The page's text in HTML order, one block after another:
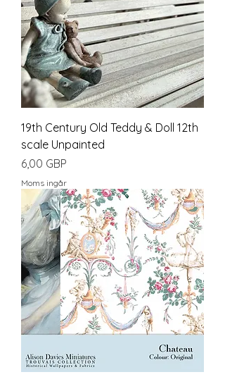
19th Century Old Teddy & Doll 12th
scale Unpainted
Pris
6,00 GBP
Moms ingår